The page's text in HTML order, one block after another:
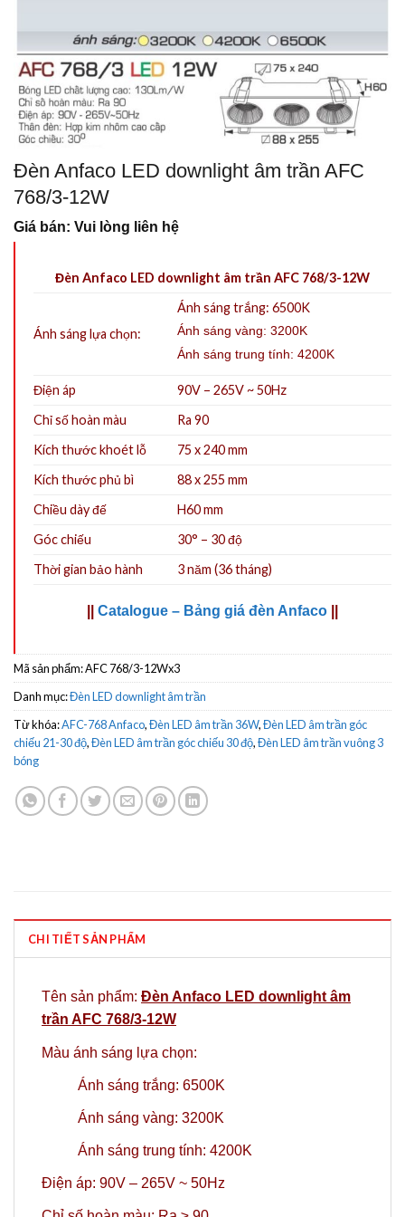
Đèn Anfaco LED downlight âm trần AFC
768/3-12W
Giá bán: Vui lòng liên hệ
Đèn Anfaco LED downlight âm trần AFC 768/3-12W
Ánh sáng lựa chọn:
Ánh sáng trắng: 6500K
Ánh sáng vàng: 3200K
Ánh sáng trung tính: 4200K
Điện áp
90V – 265V ~ 50Hz
Chỉ số hoàn màu
Ra 90
Kích thước khoét lỗ
75 x 240 mm
Kích thước phủ bì
88 x 255 mm
Chiều dày đế
H60 mm
Góc chiếu
30° – 30 độ
Thời gian bảo hành
3 năm (36 tháng)
Catalogue – Bảng giá đèn Anfaco
Mã sản phẩm:AFC 768/3-12Wx3
Danh mục:Đèn LED downlight âm trần
Từ khóa:AFC-768 Anfaco,Đèn LED âm trần 36W,Đèn LED âm trần góc
chiếu 21-30 độ,Đèn LED âm trần góc chiếu 30 độ,Đèn LED âm trần vuông 3
bóng
CHI TIẾT SẢN PHẨM
Tên sản phẩm: Đèn Anfaco LED downlight âm
trần AFC 768/3-12W
Màu ánh sáng lựa chọn:
Ánh sáng trắng: 6500K
Ánh sáng vàng: 3200K
Ánh sáng trung tính: 4200K
Điện áp: 90V – 265V ~ 50Hz